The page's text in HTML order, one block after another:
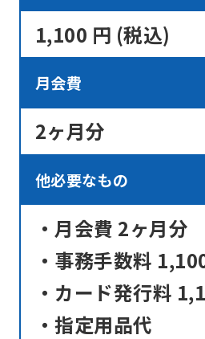
1,100 円 (税込)
月会費
2ヶ月分
他必要なもの
・月会費 2ヶ月分
・事務手数料
・カード発行料
・指定用品代